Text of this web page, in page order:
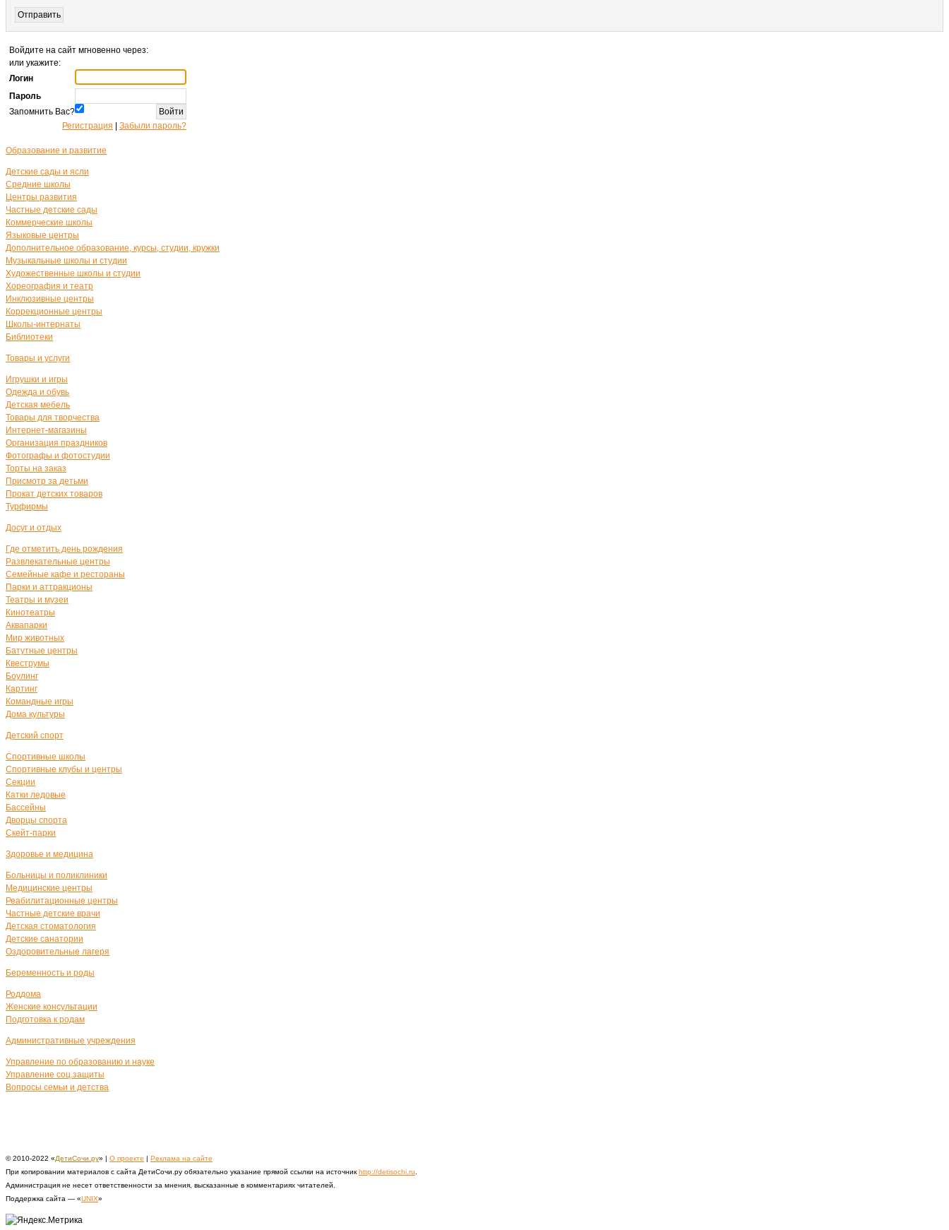
Войдите на сайт мгновенно через:
или укажите:
Логин
Пароль
Запомнить Вас?
Регистрация
Забыли пароль?
Образование и развитие
Детские сады и ясли
Средние школы
Центры развития
Частные детские сады
Коммерческие школы
Языковые центры
Дополнительное образование, курсы, студии, кружки
Музыкальные школы и студии
Художественные школы и студии
Хореография и театр
Инклюзивные центры
Коррекционные центры
Школы-интернаты
Библиотеки
Товары и услуги
Игрушки и игры
Одежда и обувь
Детская мебель
Товары для творчества
Интернет-магазины
Организация праздников
Фотографы и фотостудии
Торты на заказ
Присмотр за детьми
Прокат детских товаров
Турфирмы
Досуг и отдых
Где отметить день рождения
Развлекательные центры
Семейные кафе и рестораны
Парки и аттракционы
Театры и музеи
Кинотеатры
Аквапарки
Мир животных
Батутные центры
Квеструмы
Боулинг
Картинг
Командные игры
Дома культуры
Детский спорт
Спортивные школы
Спортивные клубы и центры
Секции
Катки ледовые
Бассейны
Дворцы спорта
Скейт-парки
Здоровье и медицина
Больницы и поликлиники
Медицинские центры
Реабилитационные центры
Частные детские врачи
Детская стоматология
Детские санатории
Оздоровительные лагеря
Беременность и роды
Роддома
Женские консультации
Подготовка к родам
Административные учреждения
Управление по образованию и науке
Управление соц.защиты
Вопросы семьи и детства
© 2010-2022 «ДетиСочи.ру» | О проекте | Реклама на сайте
При копировании материалов с сайта ДетиСочи.ру обязательно указание прямой ссылки на источник http://detisochi.ru
Администрация не несет ответственности за мнения, высказанные в комментариях читателей.
Поддержка сайта — «UNIX»